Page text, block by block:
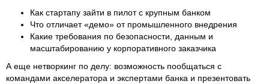
Как стартапу зайти в пилот с крупным банком
Что отличает «демо» от промышленного внедрения
Какие требования по безопасности, данным и
масштабированию у корпоративного заказчика
А еще нетворкинг по делу: возможность пообщаться с
командами акселератора и экспертами банка и презентовать